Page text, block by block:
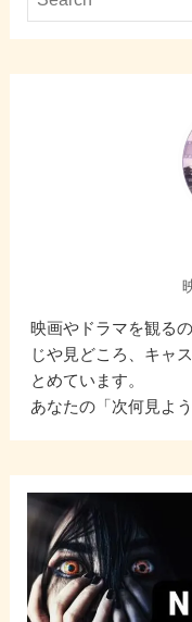
映画やドラマを観る
じや見どころ、キャ
とめています。
あなたの「次何見よ